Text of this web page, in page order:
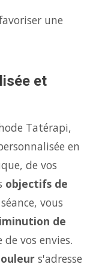
une
et
Tatérapi,
en
de vos
objectifs de
vous
de
vos envies.
s'adresse